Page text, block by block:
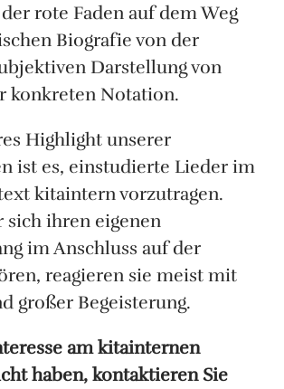
rote Faden auf dem Weg
Biografie von der
Darstellung von
konkreten Notation.
Highlight unserer
ist es, einstudierte Lieder im
kitaintern vorzutragen.
sich ihren eigenen
im Anschluss auf der
reagieren sie meist mit
großer Begeisterung.
am kitainternen
haben, kontaktieren Sie